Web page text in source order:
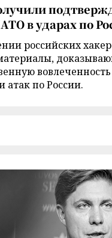
в ударах по
российских
атак по России.